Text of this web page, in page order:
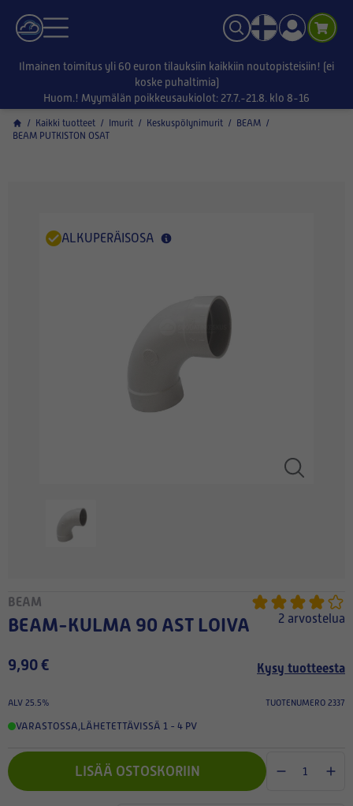
Ilmainen toimitus yli 60 euron tilauksiin kaikkiin noutopisteisiin! (ei
koske puhaltimia)
Huom.! Myymälän poikkeusaukiolot: 27.7.-21.8. klo 8-16
/ Kaikki tuotteet / Imurit / Keskuspölynimurit / BEAM /
BEAM PUTKISTON OSAT
ALKUPERÄISOSA
BEAM
BEAM-KULMA 90 AST LOIVA 2 arvostelua
9,90 € Kysy tuotteesta
ALV 25.5% TUOTENUMERO 2337
VARASTOSSA,LÄHETETTÄVISSÄ 1 - 4 PV
LISÄÄ OSTOSKORIIN